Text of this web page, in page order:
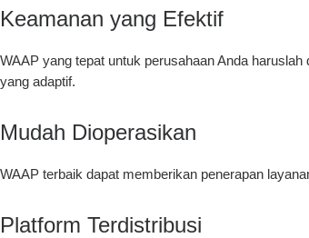
Keamanan yang Efektif
WAAP yang tepat untuk perusahaan Anda
yang adaptif.
Mudah Dioperasikan
WAAP terbaik dapat memberikan penerapan
Platform Terdistribusi